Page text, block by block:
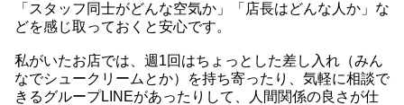
「スタッフ同士がどんな空気か」「店長はどんな人か」な
どを感じ取っておくと安心です。
私がいたお店では、週1回はちょっとした差し入れ（みん
なでシュークリームとか）を持ち寄ったり、気軽に相談で
きるグループLINEがあったりして、人間関係の良さが仕